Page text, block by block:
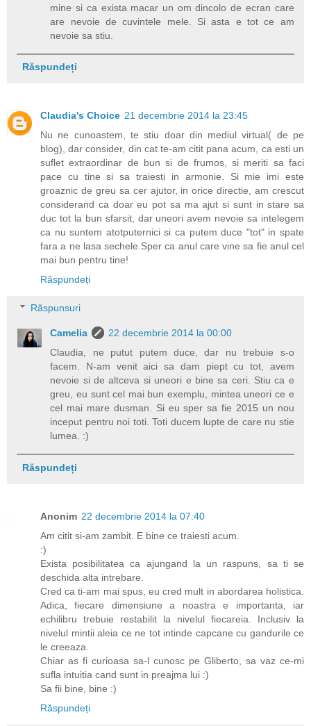
mine si ca exista macar un om dincolo de ecran care
are nevoie de cuvintele mele. Si asta e tot ce am
nevoie sa stiu.
Răspundeți
Claudia's Choice 21 decembrie 2014 la 23:45
Nu ne cunoastem, te stiu doar din mediul virtual( de pe
blog), dar consider, din cat te-am citit pana acum, ca esti un
suflet extraordinar de bun si de frumos, si meriti sa faci
pace cu tine si sa traiesti in armonie. Si mie imi este
groaznic de greu sa cer ajutor, in orice directie, am crescut
considerand ca doar eu pot sa ma ajut si sunt in stare sa
duc tot la bun sfarsit, dar uneori avem nevoie sa intelegem
ca nu suntem atotputernici si ca putem duce "tot" in spate
fara a ne lasa sechele.Sper ca anul care vine sa fie anul cel
mai bun pentru tine!
Răspundeți
Răspunsuri
Camelia
22 decembrie 2014 la 00:00
Claudia, ne putut putem duce, dar nu trebuie s-o
facem. N-am venit aici sa dam piept cu tot, avem
nevoie si de altceva si uneori e bine sa ceri. Stiu ca e
greu, eu sunt cel mai bun exemplu, mintea uneori ce e
cel mai mare dusman. Si eu sper sa fie 2015 un nou
inceput pentru noi toti. Toti ducem lupte de care nu stie
lumea. :)
Răspundeți
Anonim 22 decembrie 2014 la 07:40
Am citit si-am zambit. E bine ce traiesti acum.
:)
Exista posibilitatea ca ajungand la un raspuns, sa ti se
deschida alta intrebare.
Cred ca ti-am mai spus, eu cred mult in abordarea holistica.
Adica, fiecare dimensiune a noastra e importanta, iar
echilibru trebuie restabilit la nivelul fiecareia. Inclusiv la
nivelul mintii aleia ce ne tot intinde capcane cu gandurile ce
le creeaza.
Chiar as fi curioasa sa-l cunosc pe Gliberto, sa vaz ce-mi
sufla intuitia cand sunt in preajma lui :)
Sa fii bine, bine :)
Răspundeți